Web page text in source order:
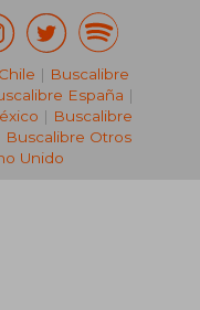
| Buscalibre
España |
| Buscalibre
Buscalibre Otros
Unido